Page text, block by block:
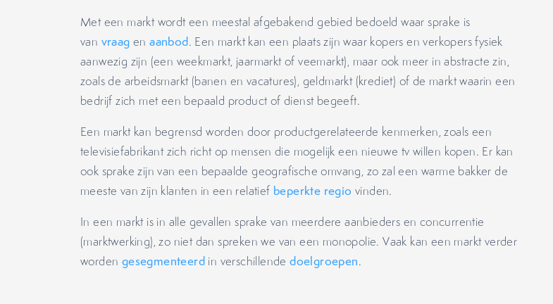
Met een markt wordt een meestal afgebakend gebied bedoeld waar sprake is
van vraag enaanbod. Een markt kan een plaats zijn waar kopers en verkopers fysiek
aanwezig zijn (een weekmarkt, jaarmarkt of veemarkt), maar ook meer in abstracte zin,
zoals de arbeidsmarkt (banen en vacatures), geldmarkt (krediet) of de markt waarin een
bedrijf zich met een bepaald product of dienst begeeft.
Een markt kan begrensd worden door productgerelateerde kenmerken, zoals een
televisiefabrikant zich richt op mensen die mogelijk een nieuwe tv willen kopen. Er kan
ook sprake zijn van een bepaalde geografische omvang, zo zal een warme bakker de
meeste van zijn klanten in een relatief beperkte regio vinden.
In een markt is in alle gevallen sprake van meerdere aanbieders en concurrentie
(marktwerking), zo niet dan spreken we van een monopolie. Vaak kan een markt verder
worden gesegmenteerd in verschillendedoelgroepen.